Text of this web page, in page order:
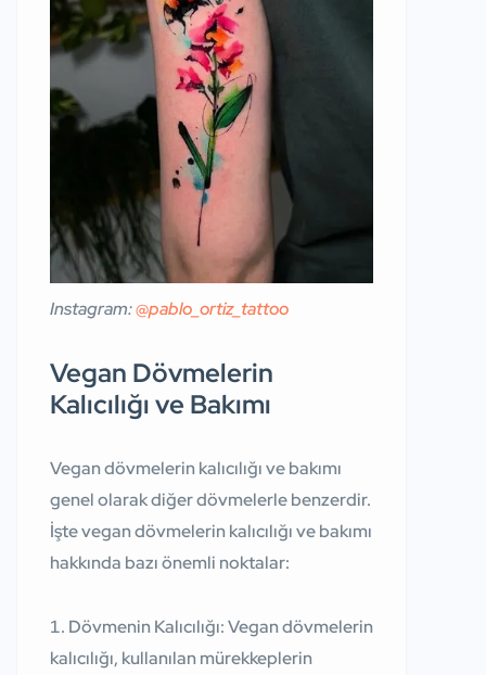
Instagram:@pablo_ortiz_tattoo
Vegan Dövmelerin
Kalıcılığı ve Bakımı
Vegan dövmelerin kalıcılığı ve bakımı
genel olarak diğer dövmelerle benzerdir.
İşte vegan dövmelerin kalıcılığı ve bakımı
hakkında bazı önemli noktalar:
Dövmenin Kalıcılığı:Vegan dövmelerin
kalıcılığı, kullanılan mürekkeplerin